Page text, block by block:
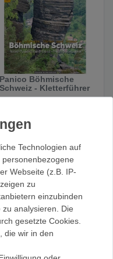
Panico Böhmische
Schweiz - Kletterführer
Panico Bayerische
Technologien auf
Webseite (z.B. IP-
zu
einzubinden
analysieren. Die
gesetzte Cookies.
die wir in den